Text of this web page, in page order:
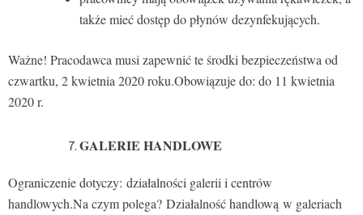
także mieć dostęp do płynów dezynfekujących.
Ważne! Pracodawca musi zapewnić te środki bezpieczeństwa od
czwartku, 2 kwietnia 2020 roku.Obowiązuje do: do 11 kwietnia
2020 r.
GALERIE HANDLOWE
Ograniczenie dotyczy: działalności galerii i centrów
handlowych.Na czym polega? Działalność handlową w galeriach